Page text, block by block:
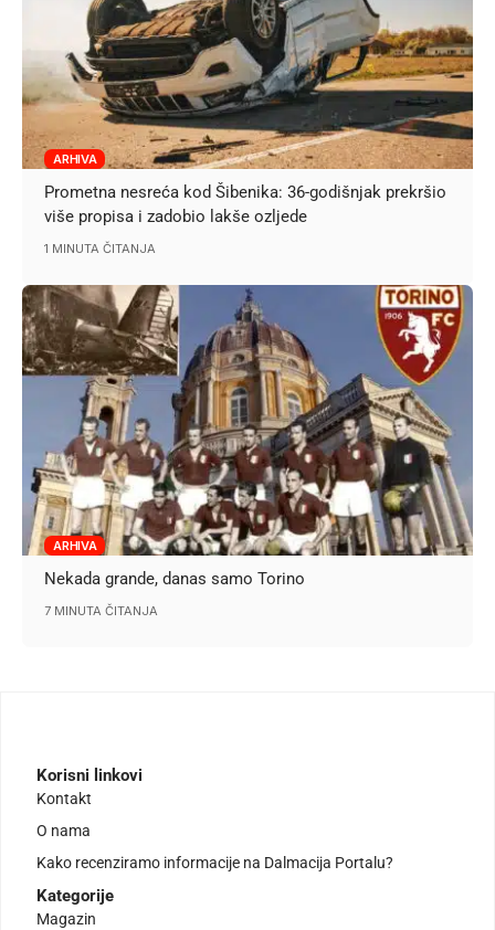
ARHIVA
Prometna nesreća kod Šibenika: 36-godišnjak prekršio
više propisa i zadobio lakše ozljede
1 MINUTA ČITANJA
ARHIVA
Nekada grande, danas samo Torino
7 MINUTA ČITANJA
Korisni linkovi
Kontakt
O nama
Kako recenziramo informacije na Dalmacija Portalu?
Kategorije
Magazin